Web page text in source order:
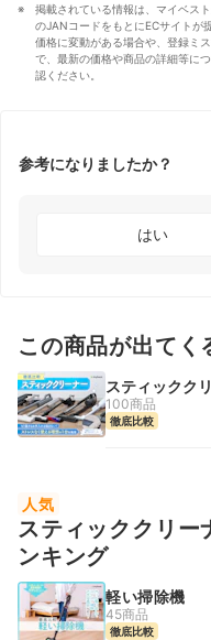
掲載されている情報は、マイベス
のJANコードをもとにECサイトが
価格に変動がある場合や、登録ミ
で、最新の価格や商品の詳細等に
認ください。
参考になりましたか？
はい
この商品が出てく
スティックク
100商品
徹底比較
人気
スティッククリー
ンキング
軽い掃除機
45商品
徹底比較